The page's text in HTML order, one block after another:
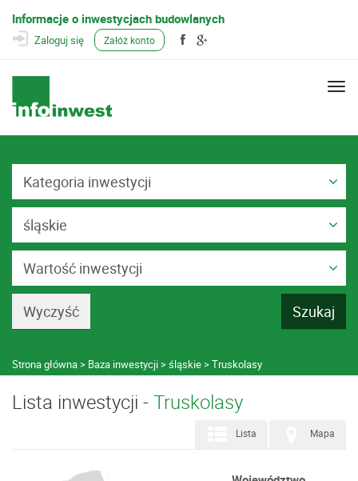
Informacje o inwestycjach budowlanych
Zaloguj się Załóż konto
Kategoria inwestycji
śląskie
Wartość inwestycji
Strona główna Baza inwestycji śląskie Truskolasy
Lista inwestycji - Truskolasy
Mapa
Lista